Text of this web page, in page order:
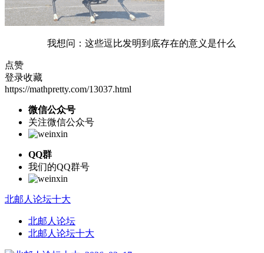
我想问：这些逗比发明到底存在的意义是什么
点赞
登录收藏
https://mathpretty.com/13037.html
微信公众号
关注微信公众号
QQ群
我们的QQ群号
北邮人论坛十大
北邮人论坛
北邮人论坛十大